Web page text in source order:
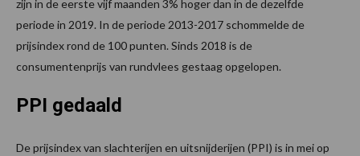
zijn in de eerste vijf maanden 3% hoger dan in de dezelfde
periode in 2019. In de periode 2013-2017 schommelde de
prijsindex rond de 100 punten. Sinds 2018 is de
consumentenprijs van rundvlees gestaag opgelopen.
PPI gedaald
De prijsindex van slachterijen en uitsnijderijen (PPI) is in mei op